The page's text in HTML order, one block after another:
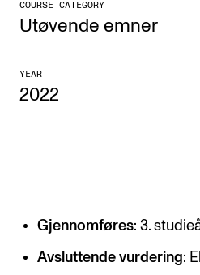
Planning and Carry out
RESOURCES
COURSE CATEGORY
Utøvende emner
YEAR
2022
Gjennomføres: 3.
Avsluttende vurdering: